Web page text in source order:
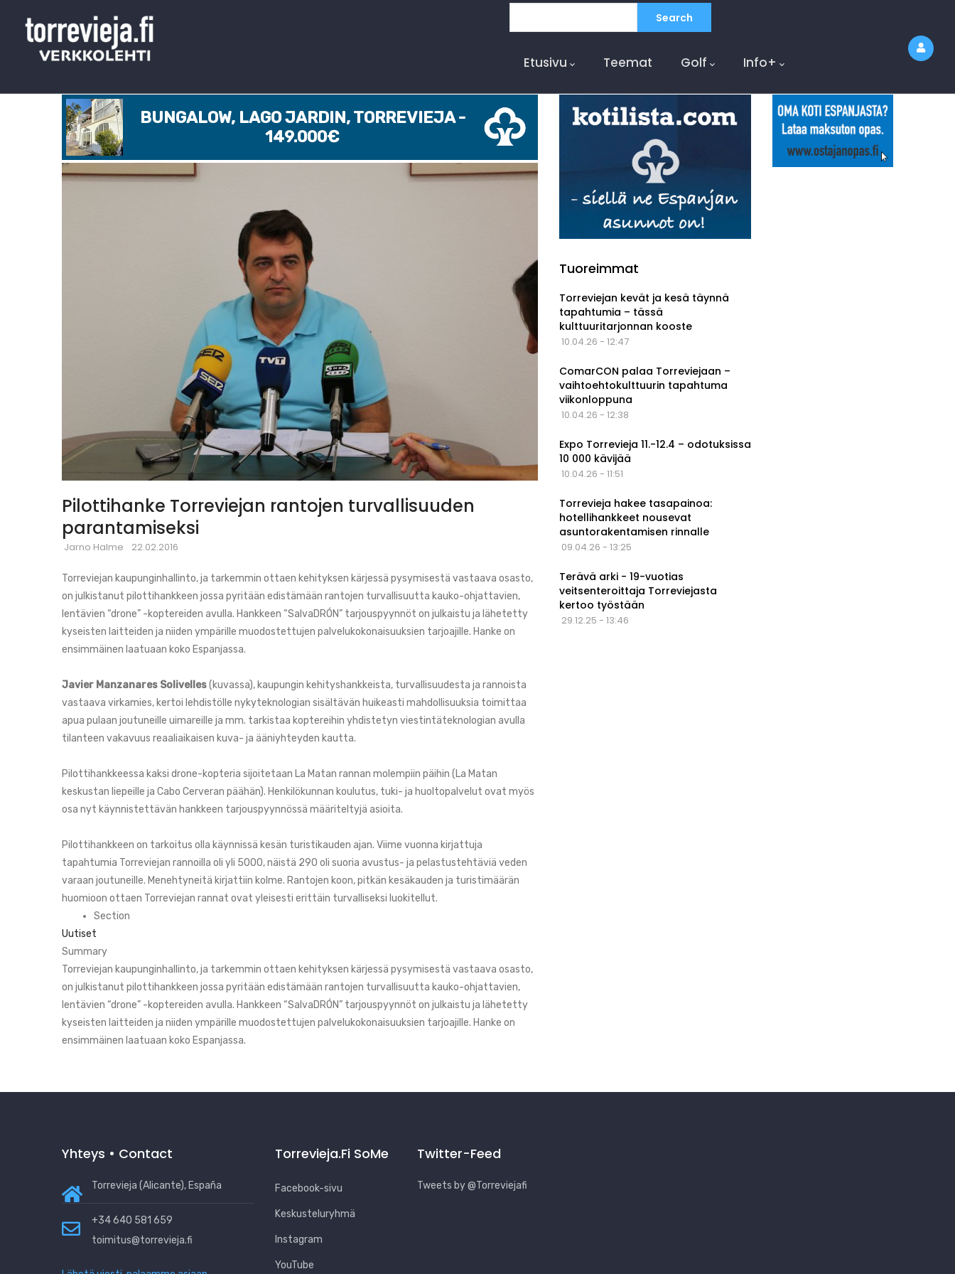
Navigation
Etusivu Teemat Golf Info+
BUNGALOW, LAGO JARDIN, TORREVIEJA -
149.000€
Pilottihanke Torreviejan rantojen turvallisuuden
parantamiseksi
Jarno Halme 22.02.2016
Torreviejan kaupunginhallinto, ja tarkemmin ottaen kehityksen kärjessä pysymisestä vastaava osasto,
on julkistanut pilottihankkeen jossa pyritään edistämään rantojen turvallisuutta kauko-ohjattavien,
lentävien “drone” -koptereiden avulla. Hankkeen “SalvaDRÓN” tarjouspyynnöt on julkaistu ja lähetetty
kyseisten laitteiden ja niiden ympärille muodostettujen palvelukokonaisuuksien tarjoajille. Hanke on
ensimmäinen laatuaan koko Espanjassa.
Javier Manzanares Solivelles(kuvassa), kaupungin kehityshankkeista, turvallisuudesta ja rannoista
vastaava virkamies, kertoi lehdistölle nykyteknologian sisältävän huikeasti mahdollisuuksia toimittaa
apua pulaan joutuneille uimareille ja mm. tarkistaa koptereihin yhdistetyn viestintäteknologian avulla
tilanteen vakavuus reaaliaikaisen kuva- ja ääniyhteyden kautta.
Pilottihankkeessa kaksi drone-kopteria sijoitetaan La Matan rannan molempiin päihin (La Matan
keskustan liepeille ja Cabo Cerveran päähän). Henkilökunnan koulutus, tuki- ja huoltopalvelut ovat myös
osa nyt käynnistettävän hankkeen tarjouspyynnössä määriteltyjä asioita.
Pilottihankkeen on tarkoitus olla käynnissä kesän turistikauden ajan. Viime vuonna kirjattuja
tapahtumia Torreviejan rannoilla oli yli 5000, näistä 290 oli suoria avustus- ja pelastustehtäviä veden
varaan joutuneille. Menehtyneitä kirjattiin kolme. Rantojen koon, pitkän kesäkauden ja turistimäärän
huomioon ottaen Torreviejan rannat ovat yleisesti erittäin turvalliseksi luokitellut.
Section
Uutiset
Summary
Torreviejan kaupunginhallinto, ja tarkemmin ottaen kehityksen kärjessä pysymisestä vastaava osasto,
on julkistanut pilottihankkeen jossa pyritään edistämään rantojen turvallisuutta kauko-ohjattavien,
lentävien “drone” -koptereiden avulla. Hankkeen “SalvaDRÓN” tarjouspyynnöt on julkaistu ja lähetetty
kyseisten laitteiden ja niiden ympärille muodostettujen palvelukokonaisuuksien tarjoajille. Hanke on
ensimmäinen laatuaan koko Espanjassa.
Tuoreimmat
Torreviejan kevät ja kesä täynnä
tapahtumia – tässä
kulttuuritarjonnan kooste
10.04.26 - 12:47
ComarCON palaa Torreviejaan –
vaihtoehtokulttuurin tapahtuma
viikonloppuna
10.04.26 - 12:38
Expo Torrevieja 11.-12.4 – odotuksissa
10 000 kävijää
10.04.26 - 11:51
Torrevieja hakee tasapainoa:
hotellihankkeet nousevat
asuntorakentamisen rinnalle
09.04.26 - 13:25
Terävä arki - 19-vuotias
veitsenteroittaja Torreviejasta
kertoo työstään
29.12.25 - 13:46
Yhteys • Contact
Torrevieja (Alicante), España
+34 640 581 659
toimitus@torrevieja.fi
Torrevieja.fi SoMe
Facebook-sivu
Keskusteluryhmä
Instagram
YouTube
Twitter-Feed
Tweets by @Torreviejafi